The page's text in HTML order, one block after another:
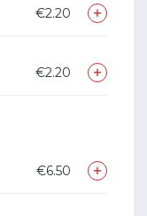
€2.20
€2.20
€6.50